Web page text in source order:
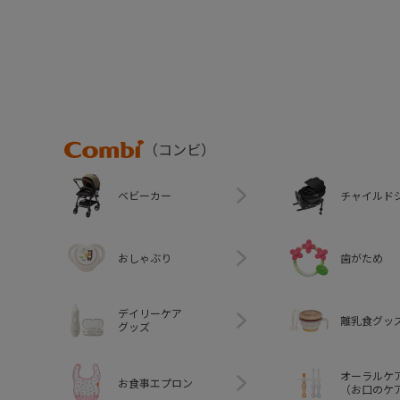
Combi
（コンビ）
ベビーカー チャイルド
おしゃぶり 歯がため
デイリーケア
グッズ
離乳食グッ
お食事エプロン
オーラルケ
（お口のケ